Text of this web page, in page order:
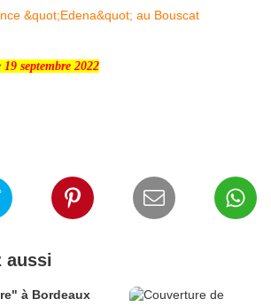
septembre 2022
aussi
à Bordeaux